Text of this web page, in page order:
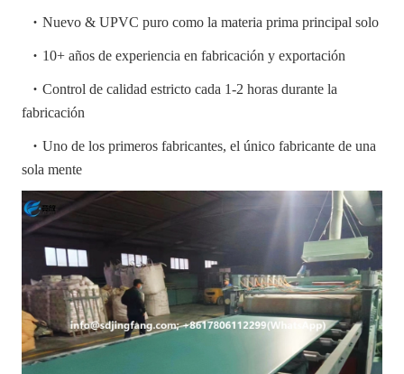
·Nuevo & UPVC puro como la materia prima principal solo
· 10+ años de experiencia en fabricación y exportación
·Control de calidad estricto cada 1-2 horas durante la
fabricación
·Uno de los primeros fabricantes, el único fabricante de una
sola mente